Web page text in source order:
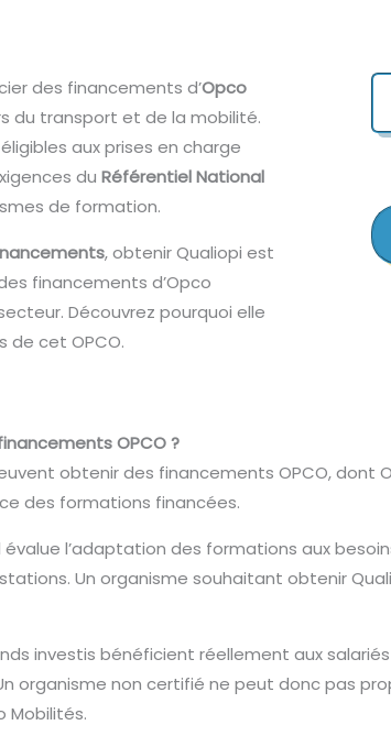
des financements d’Opco
du transport et de la mobilité.
aux prises en charge
duRéférentiel National
de formation.
, obtenir Qualiopi est
financements d’Opco
Découvrez pourquoi elle
de cet OPCO.
OPCO ?
obtenir des financements OPCO,
des formations financées.
l’adaptation des formations aux
Un organisme souhaitant obtenir
investis bénéficient réellement aux
organisme non certifié ne peut donc pas
Mobilités.